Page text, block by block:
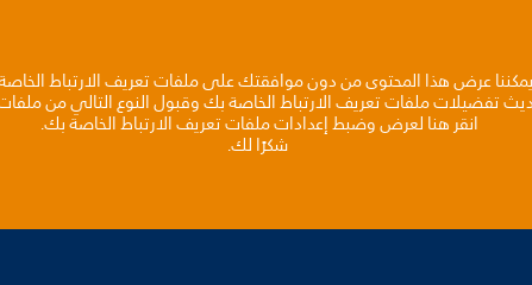
عرض هذا المحتوى من دون موافقتك على ملفات تعريف الارتباط
تفضيلات ملفات تعريف الارتباط الخاصة بك وقبول النوع التالي من ملفات
انقر هنا لعرض وضبط إعدادات ملفات تعريف الارتباط الخاصة بك.
شكرًا لك.